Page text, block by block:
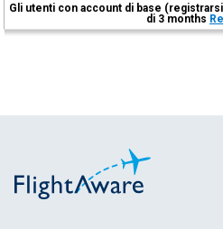
Gli utenti con account di base
di 3 months